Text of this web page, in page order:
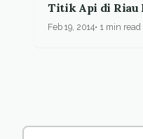
Titik Api di Riau
Feb 19, 2014 1 min read